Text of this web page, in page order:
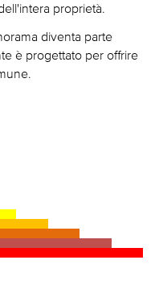
proprietà.
diventa parte
è progettato per offrire